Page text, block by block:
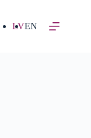
LVEN